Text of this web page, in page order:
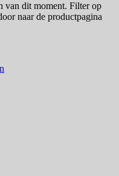
van dit moment. Filter op
naar de productpagina